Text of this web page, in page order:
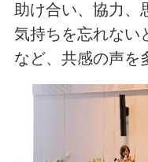
助け合い、協力、
気持ちを忘れない
など、共感の声を